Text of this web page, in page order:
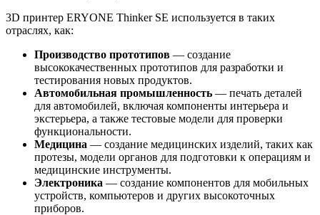
3D принтер ERYONE Thinker SE используется в таких
отраслях, как:
Производство прототипов — создание
высококачественных прототипов для разработки и
тестирования новых продуктов.
Автомобильная промышленность — печать деталей
для автомобилей, включая компоненты интерьера и
экстерьера, а также тестовые модели для проверки
функциональности.
Медицина — создание медицинских изделий, таких как
протезы, модели органов для подготовки к операциям и
медицинские инструменты.
Электроника — создание компонентов для мобильных
устройств, компьютеров и других высокоточных
приборов.